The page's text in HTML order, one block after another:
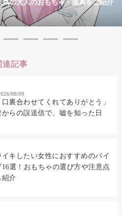
の大人のおもちゃ・道具をご紹介
連記事
08/09
口裏合わせてくれてありがとう」
からの誤送信で、嘘を知った日
イキしたい女性におすすめのバイ
16選！おもちゃの選び方や注意点
紹介